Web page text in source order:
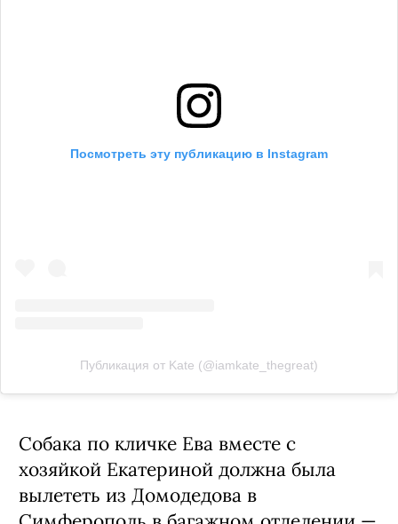
Посмотреть эту публикацию в Instagram
Публикация от Kate (@iamkate_thegreat)
Собака по кличке Ева вместе с
хозяйкой Екатериной должна была
вылететь из Домодедова в